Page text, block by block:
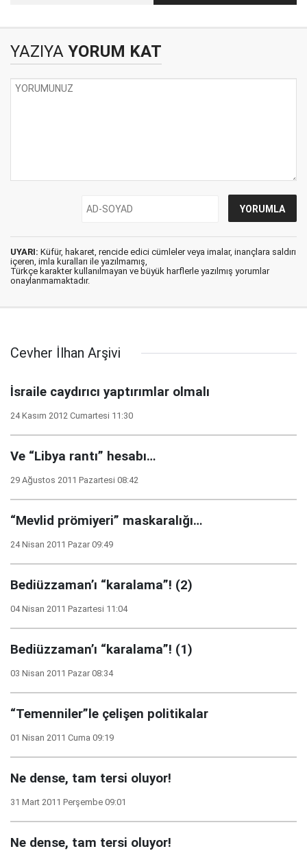
tehditle yüzleşiyor!
YAZIYA YORUM KAT
UYARI: Küfür, hakaret, rencide edici cümleler veya imalar, inançlara saldırı
içeren, imla kuralları ile yazılmamış,
Türkçe karakter kullanılmayan ve büyük harflerle yazılmış yorumlar
onaylanmamaktadır.
Cevher İlhan Arşivi
İsraile caydırıcı yaptırımlar olmalı
24 Kasım 2012 Cumartesi 11:30
Ve “Libya rantı” hesabı…
29 Ağustos 2011 Pazartesi 08:42
“Mevlid prömiyeri” maskaralığı…
24 Nisan 2011 Pazar 09:49
Bediüzzaman’ı “karalama”! (2)
04 Nisan 2011 Pazartesi 11:04
Bediüzzaman’ı “karalama”! (1)
03 Nisan 2011 Pazar 08:34
“Temenniler”le çelişen politikalar
01 Nisan 2011 Cuma 09:19
Ne dense, tam tersi oluyor!
31 Mart 2011 Perşembe 09:01
Ne dense, tam tersi oluyor!